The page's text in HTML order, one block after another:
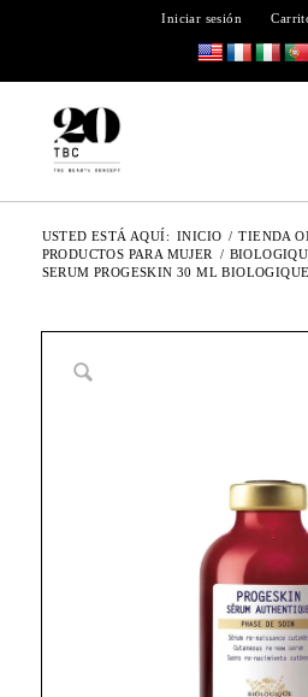
Iniciar sesión
USTED ESTÁ AQUÍ: INICIO / TIENDA
PRODUCTOS PARA MUJER
/
SERUM PROGESKIN 30 ML